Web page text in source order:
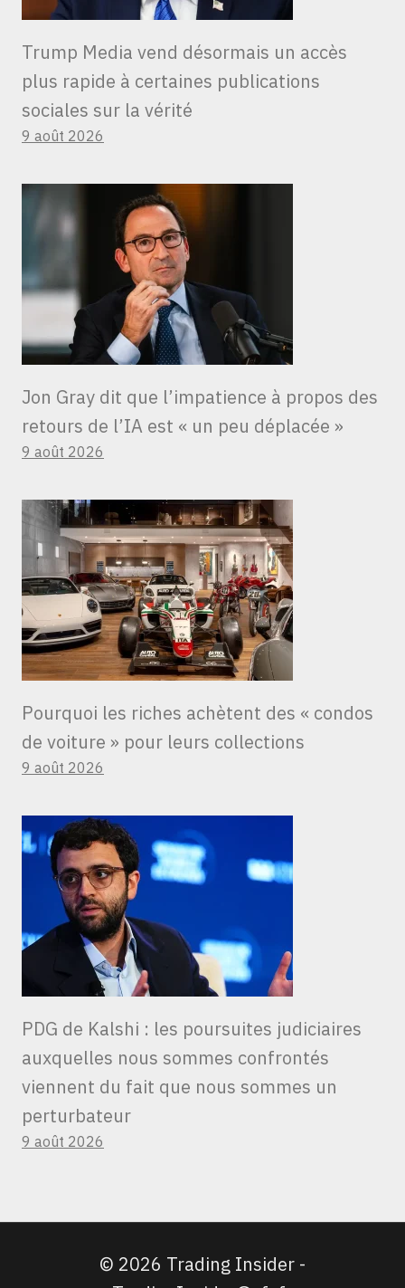
Trump Media vend désormais un accès
plus rapide à certaines publications
sociales sur la vérité
9 août 2026
Jon Gray dit que l’impatience à propos des
retours de l’IA est « un peu déplacée »
9 août 2026
Pourquoi les riches achètent des « condos
de voiture » ​​pour leurs collections
9 août 2026
PDG de Kalshi : les poursuites judiciaires
auxquelles nous sommes confrontés
viennent du fait que nous sommes un
perturbateur
9 août 2026
© 2026 Trading Insider -